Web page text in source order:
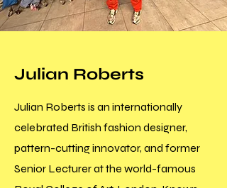
Julian Roberts
Julian Roberts is an internationally
celebrated British fashion designer,
pattern-cutting innovator, and former
Senior Lecturer at the world-famous